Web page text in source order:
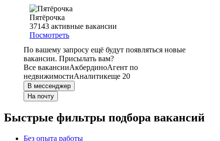
Пятёрочка
37143 активные вакансии
Посмотреть
По вашему запросу ещё будут появляться новые
вакансии. Присылать вам?
Все вакансииАкбердиноАгент по
недвижимостиАналитикеще 20
В мессенджер
На почту
Быстрые фильтры подбора вакансий
Без опыта работы